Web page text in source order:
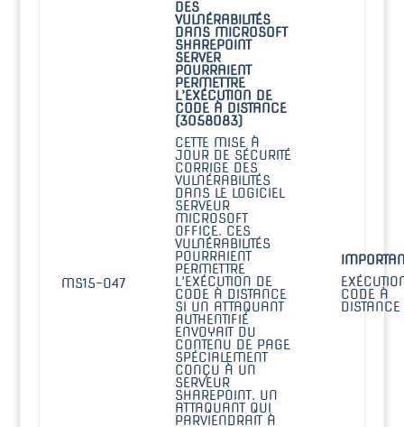
MS15-047
DES
VULNÉRABILITÉS
DANS MICROSOFT
SHAREPOINT
SERVER
POURRAIENT
PERMETTRE
L’EXÉCUTION DE
CODE À DISTANCE
(3058083)
CETTE MISE À
JOUR DE SÉCURITÉ
CORRIGE DES
VULNÉRABILITÉS
DANS LE LOGICIEL
SERVEUR
MICROSOFT
OFFICE. CES
VULNÉRABILITÉS
POURRAIENT
PERMETTRE
L’EXÉCUTION DE
CODE À DISTANCE
SI UN ATTAQUANT
AUTHENTIFIÉ
ENVOYAIT DU
CONTENU DE PAGE
SPÉCIALEMENT
CONÇU À UN
SERVEUR
SHAREPOINT. UN
ATTAQUANT QUI
PARVIENDRAIT À
CODE À
DISTANCE